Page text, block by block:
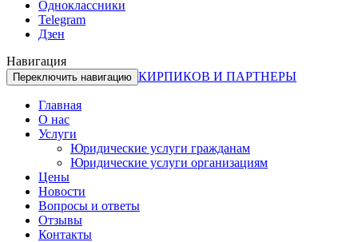
Одноклассники
Telegram
Дзен
Навигация
Переключить навигацию КИРПИКОВ И ПАРТНЕРЫ
Главная
О нас
Услуги
Юридические услуги гражданам
Юридические услуги организациям
Цены
Новости
Вопросы и ответы
Отзывы
Контакты